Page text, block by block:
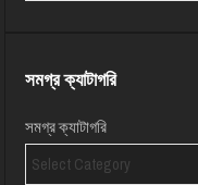
সমগ্র ক্যাটাগরি
সমগ্র ক্যাটাগরি